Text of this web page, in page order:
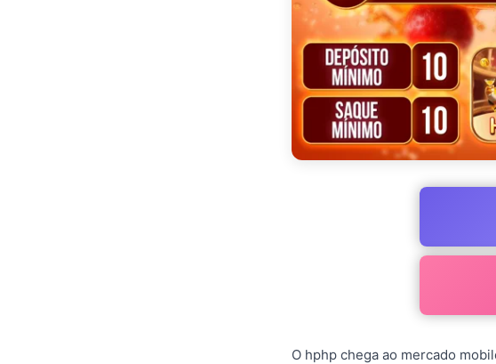
O hphp chega ao mercado